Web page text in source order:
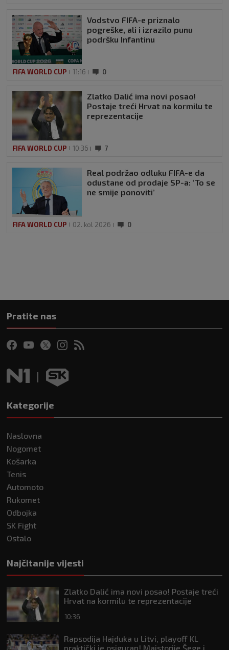
Vodstvo FIFA-e priznalo
pogreške, ali i izrazilo punu
podršku Infantinu
FIFA WORLD CUP 11:16 0
Zlatko Dalić ima novi posao!
Postaje treći Hrvat na kormilu te
reprezentacije
FIFA WORLD CUP 10:36 7
Real podržao odluku FIFA-e da
odustane od prodaje SP-a: ‘To se
ne smije ponoviti’
FIFA WORLD CUP 02. kol 2026 0
Pratite nas
Kategorije
Naslovna
Nogomet
Košarka
Tenis
Automoto
Rukomet
Odbojka
SK Fight
Ostalo
Najčitanije vijesti
Zlatko Dalić ima novi posao! Postaje treći
Hrvat na kormilu te reprezentacije
10:36
Rapsodija Hajduka u Litvi, playoff KL
praktički je osiguran! Majstorije Šege i